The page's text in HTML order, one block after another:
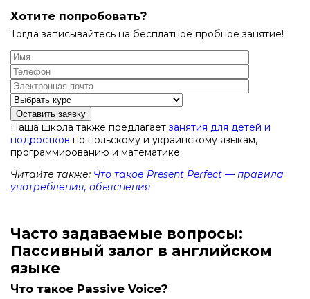
Хотите попробовать?
Тогда записывайтесь на бесплатное пробное занятие!
Оставить заявку
Наша школа также предлагает занятия для детей и
подростков по польскому и украинскому языкам,
программированию и математике.
Читайте также: Что такое Present Perfect — правила
употребления, объяснения
Часто задаваемые вопросы:
Пассивный залог в английском
языке
Что такое Passive Voice?